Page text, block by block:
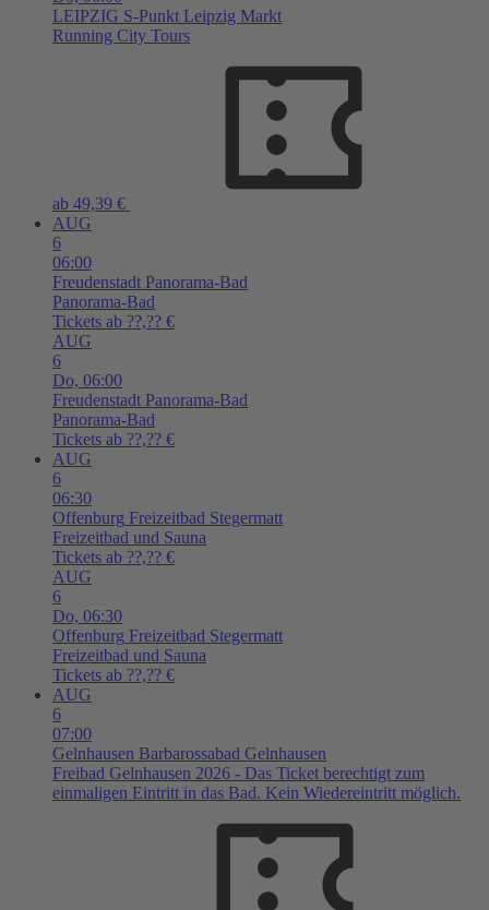
LEIPZIG S-Punkt Leipzig Markt
Running City Tours
ab 49,39 €
AUG
6
06:00
Freudenstadt Panorama-Bad
Panorama-Bad
Tickets ab ??,?? €
AUG
6
Do, 06:00
Freudenstadt Panorama-Bad
Panorama-Bad
Tickets ab ??,?? €
AUG
6
06:30
Offenburg Freizeitbad Stegermatt
Freizeitbad und Sauna
Tickets ab ??,?? €
AUG
6
Do, 06:30
Offenburg Freizeitbad Stegermatt
Freizeitbad und Sauna
Tickets ab ??,?? €
AUG
6
07:00
Gelnhausen Barbarossabad Gelnhausen
Freibad Gelnhausen 2026 - Das Ticket berechtigt zum
einmaligen Eintritt in das Bad. Kein Wiedereintritt möglich.